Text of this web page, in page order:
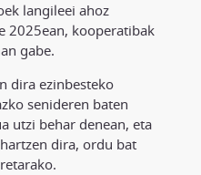
langileei ahoz
2025ean, kooperatibak
gabe.
dira ezinbesteko
senideren baten
utzi behar denean, eta
dira, ordu bat